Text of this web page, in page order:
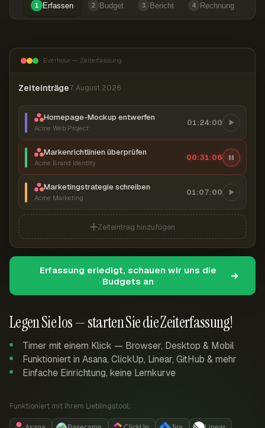
1 Erfassen 2 Budget 3 Bericht 4 Rechnung
Legen Sie los — starten Sie die Zeiterfassung!
Timer mit einem Klick — Browser, Desktop & Mobil
Funktioniert in Asana, ClickUp, Linear, GitHub & mehr
Einfache Einrichtung, keine Lernkurve
Funktioniert mit Ihrem Lieblingstool:
Everhour — Zeiterfassung
Zeiteinträge7. August 2026
Homepage-Mockup entwerfen
Acme Web Project
01:24:00
Markenrichtlinien überprüfen
Acme Brand Identity
00:31:07
Marketingstrategie schreiben
Acme Marketing
01:07:00
Zeiteintrag hinzufügen
Erfassung erledigt, schauen wir uns die
Budgets an